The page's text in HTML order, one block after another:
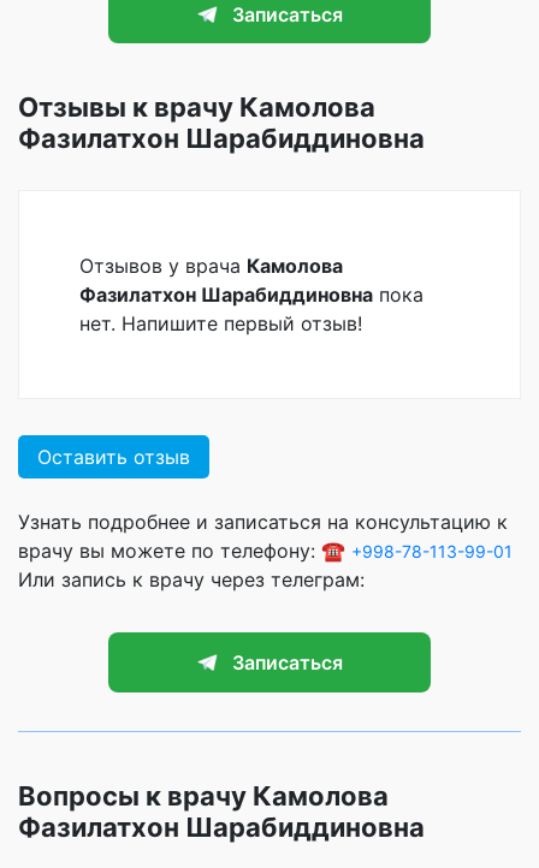
Записаться
Отзывы к врачу Камолова
Фазилатхон Шарабиддиновна
Отзывов у врача Камолова
Фазилатхон Шарабиддиновна пока
нет. Напишите первый отзыв!
Оставить отзыв
Узнать подробнее и записаться на консультацию к
врачу вы можете по телефону: ☎️ +998-78-113-99-01
Или запись к врачу через телеграм:
Записаться
Вопросы к врачу Камолова
Фазилатхон Шарабиддиновна